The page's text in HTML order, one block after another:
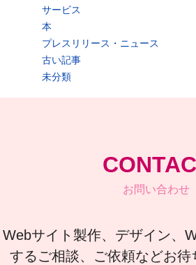
サービス
本
プレスリリース・ニュース
古い記事
未分類
お問い合わせ
Webサイト製作、デザイン、
するご相談、ご依頼などお待